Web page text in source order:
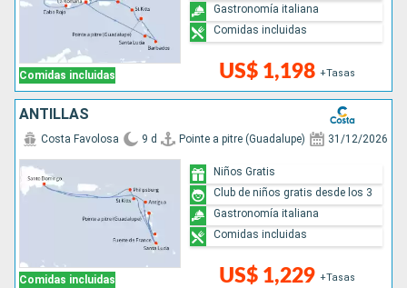
Comidas incluidas US$ 1,198 +Tasas
Gastronomía italiana
Comidas incluidas
ANTILLAS
Comidas incluidas
Costa Favolosa 9 d Pointe a pitre (Guadalupe) 31/12/2026
US$ 1,229 +Tasas
Niños Gratis
Club de niños gratis desde los 3
Gastronomía italiana
Comidas incluidas